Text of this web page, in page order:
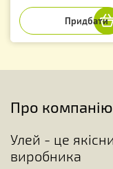
Про компанію
Улей - це
виробника